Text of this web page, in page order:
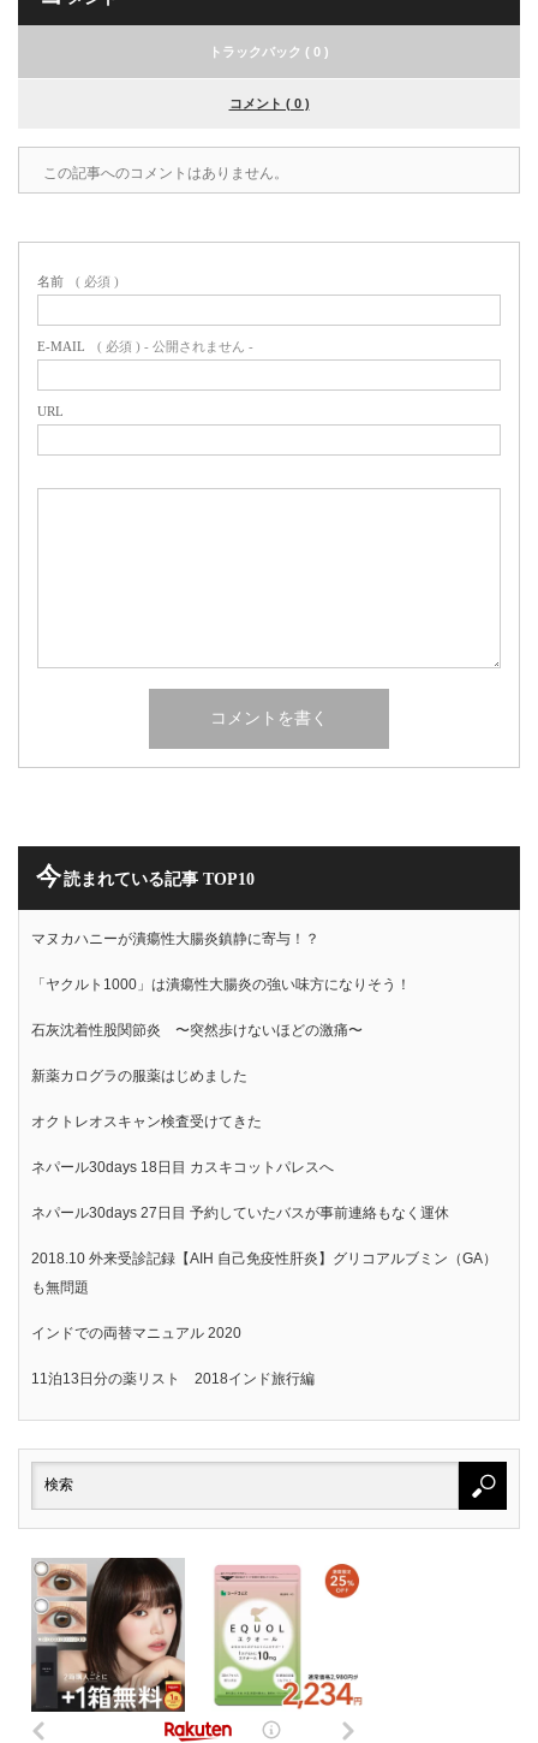
トラックバック ( 0 )
コメント ( 0 )
この記事へのコメントはありません。
名前 ( 必須 )
E-MAIL ( 必須 ) - 公開されません -
URL
今読まれている記事 TOP10
マヌカハニーが潰瘍性大腸炎鎮静に寄与！？
「ヤクルト1000」は潰瘍性大腸炎の強い味方になりそう！
石灰沈着性股関節炎 〜突然歩けないほどの激痛〜
新薬カログラの服薬はじめました
オクトレオスキャン検査受けてきた
ネパール30days 18日目 カスキコットパレスへ
ネパール30days 27日目 予約していたバスが事前連絡もなく運休
2018.10 外来受診記録【AIH 自己免疫性肝炎】グリコアルブミン（GA）
も無問題
インドでの両替マニュアル 2020
11泊13日分の薬リスト 2018インド旅行編